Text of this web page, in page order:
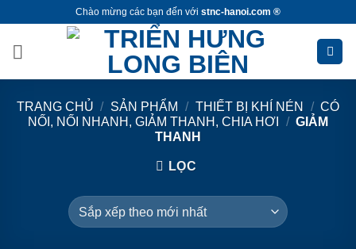
nội
Chào mừng các bạn đến với stnc-hanoi.com ®
TRANG CHỦ / SẢN PHẨM / THIẾT BỊ KHÍ NÉN / CÓ
NỐI, NỐI NHANH, GIẢM THANH, CHIA HƠI
/ GIẢM
THANH
LỌC